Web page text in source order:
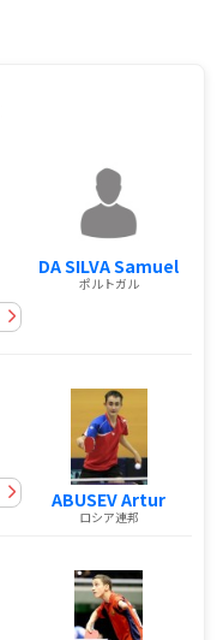
DA SILVA Samuel
ポルトガル
ABUSEV Artur
ロシア連邦